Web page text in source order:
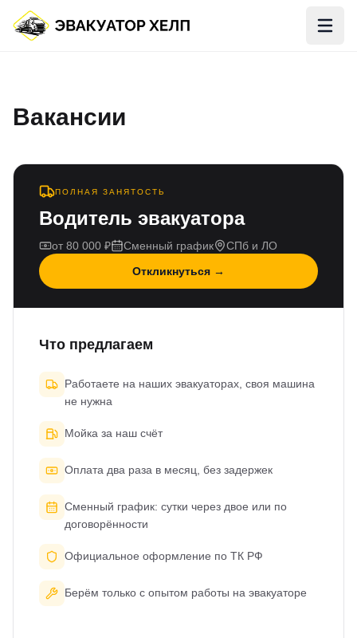
Вакансии
ПОЛНАЯ ЗАНЯТОСТЬ
Водитель эвакуатора
от 80 000 ₽ Сменный график
СПб и ЛО
Откликнуться →
Что предлагаем
Работаете на наших эвакуаторах, своя машина
не нужна
Мойка за наш счёт
Оплата два раза в месяц, без задержек
Сменный график: сутки через двое или по
договорённости
Официальное оформление по ТК РФ
Берём только с опытом работы на эвакуаторе